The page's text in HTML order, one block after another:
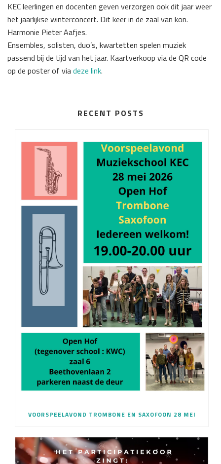
KEC leerlingen en docenten geven verzorgen ook dit jaar weer
het jaarlijkse winterconcert. Dit keer in de zaal van kon.
Harmonie Pieter Aafjes.
Ensembles, solisten, duo’s, kwartetten spelen muziek
passend bij de tijd van het jaar. Kaartverkoop via de QR code
op de poster of viadeze link.
RECENT POSTS
VOORSPEELAVOND TROMBONE EN SAXOFOON 28 MEI